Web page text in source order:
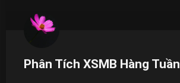
Phân Tích XSMB Hàng Tuần